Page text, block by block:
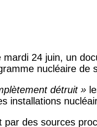
24 juin, un
nucléaire de
détruit »
installations
des sources